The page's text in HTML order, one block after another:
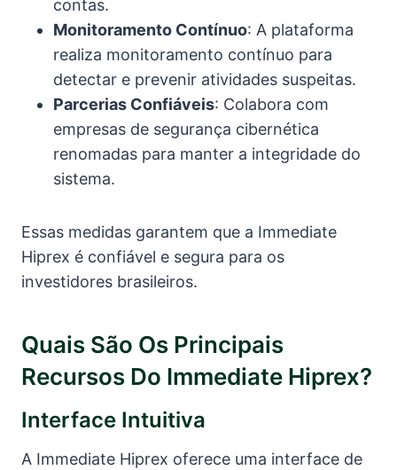
contas.
Monitoramento Contínuo: A plataforma
realiza monitoramento contínuo para
detectar e prevenir atividades suspeitas.
Parcerias Confiáveis: Colabora com
empresas de segurança cibernética
renomadas para manter a integridade do
sistema.
Essas medidas garantem que a Immediate
Hiprex é confiável e segura para os
investidores brasileiros.
Quais São Os Principais
Recursos Do Immediate Hiprex?
Interface Intuitiva
A Immediate Hiprex oferece uma interface de